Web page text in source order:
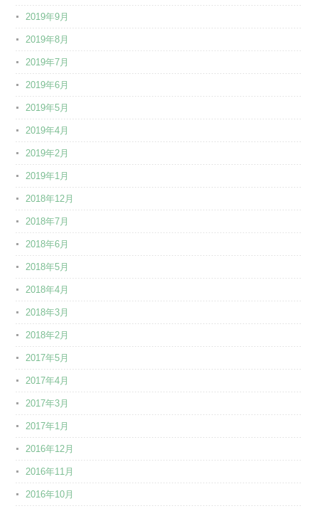
2019年9月
2019年8月
2019年7月
2019年6月
2019年5月
2019年4月
2019年2月
2019年1月
2018年12月
2018年7月
2018年6月
2018年5月
2018年4月
2018年3月
2018年2月
2017年5月
2017年4月
2017年3月
2017年1月
2016年12月
2016年11月
2016年10月